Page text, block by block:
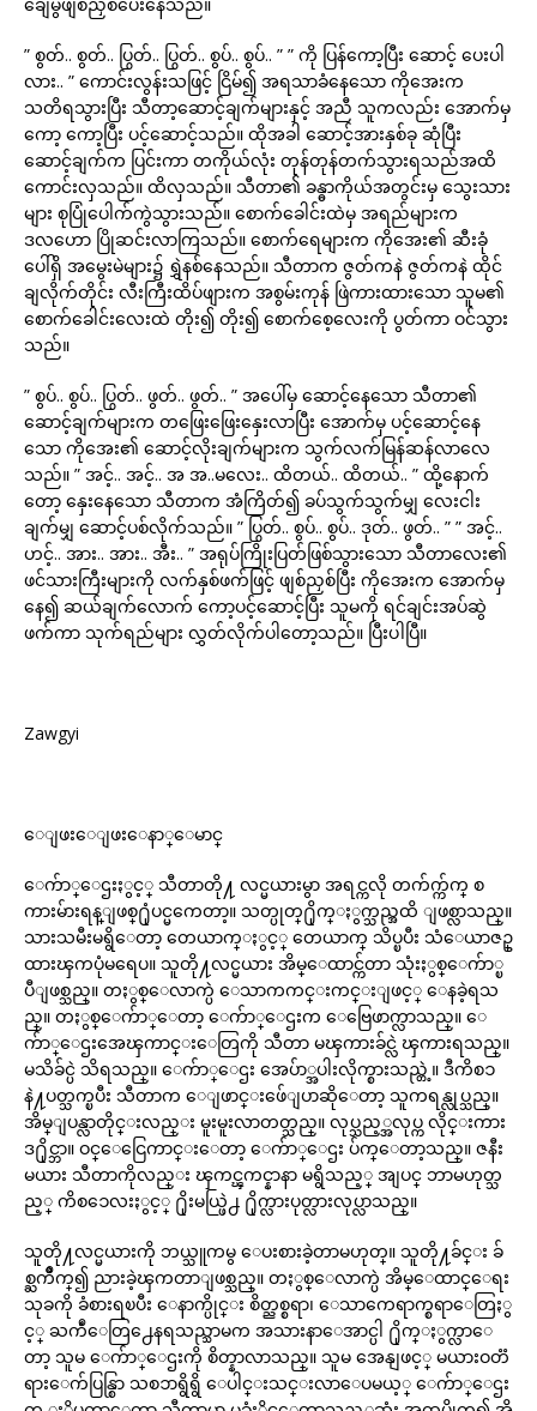
” စွတ်.. စွတ်.. ပြွတ်.. ပြွတ်.. စွပ်.. စွပ်.. ” ” ကို ပြန်ကော့ပြီး ဆောင့် ပေးပါ
လား.. ” ကောင်းလွန်းသဖြင့် ငြိမ်၍ အရသာခံနေသော ကိုအေးက
သတိရသွားပြီး သီတာ့ဆောင့်ချက်များနှင့် အညီ သူကလည်း အောက်မှ
ကော့ ကော့ပြီး ပင့်ဆောင့်သည်။ ထိုအခါ ဆောင့်အားနှစ်ခု ဆုံပြီး
ဆောင့်ချက်က ပြင်းကာ တကိုယ်လုံး တုန်တုန်တက်သွားရသည်အထိ
ကောင်းလှသည်။ ထိလှသည်။ သီတာ၏ ခန္ဓာကိုယ်အတွင်းမှ သွေးသား
များ စုပြုံပေါက်ကွဲသွားသည်။ စောက်ခေါင်းထဲမှ အရည်များက
ဒလဟော ပြိုဆင်းလာကြသည်။ စောက်ရေများက ကိုအေး၏ ဆီးခုံ
ပေါ်ရှိ အမွေးမဲများ၌ ရွှဲနစ်နေသည်။ သီတာက ဇွတ်ကနဲ ဇွတ်ကနဲ ထိုင်
ချလိုက်တိုင်း လီးကြီးထိပ်ဖျားက အစွမ်းကုန် ဖြဲကားထားသော သူမ၏
စောက်ခေါင်းလေးထဲ တိုး၍ တိုး၍ စောက်စေ့လေးကို ပွတ်ကာ ဝင်သွား
သည်။
” စွပ်.. စွပ်.. ပြွတ်.. ဖွတ်.. ဖွတ်.. ” အပေါ်မှ ဆောင့်နေသော သီတာ၏
ဆောင့်ချက်များက တဖြေးဖြေးနှေးလာပြီး အောက်မှ ပင့်ဆောင့်နေ
သော ကိုအေး၏ ဆောင့်လိုးချက်များက သွက်လက်မြန်ဆန်လာလေ
သည်။ ” အင့်.. အင့်.. အ အ..မလေး.. ထိတယ်.. ထိတယ်.. ” ထို့နောက်
တော့ နှေးနေသော သီတာက အံကြိတ်၍ ခပ်သွက်သွက်မျှ လေးငါး
ချက်မျှ ဆောင့်ပစ်လိုက်သည်။ ” ပြွတ်.. စွပ်.. စွပ်.. ဒုတ်.. ဖွတ်.. ” ” အင့်..
ဟင့်.. အား.. အား.. အီး.. ” အရုပ်ကြိုးပြတ်ဖြစ်သွားသော သီတာလေး၏
ဖင်သားကြီးများကို လက်နှစ်ဖက်ဖြင့် ဖျစ်ညှစ်ပြီး ကိုအေးက အောက်မှ
နေ၍ ဆယ်ချက်လောက် ကော့ပင့်ဆောင့်ပြီး သူမကို ရင်ချင်းအပ်ဆွဲ
ဖက်ကာ သုက်ရည်များ လွှတ်လိုက်ပါတော့သည်။ ပြီးပါပြီ။
Zawgyi
ေျဖးေျဖးေနာ္ေမာင္
ေက်ာ္ေဌးႏွင့္ သီတာတို႔ လင္မယားမွာ အရင္ကလို တက်က္က်က္ စ
ကားမ်ားရန္ျဖစ္႐ုံပင္မကေတာ့။ သတ္ပုတ္႐ိုက္ႏွက္သည္အထိ ျဖစ္လာသည္။
သားသမီးမရွိေတာ့ တေယာက္ႏွင့္ တေယာက္ သိပ္ၿပီး သံေယာဇဥ္
ထားၾကပုံမရေပ။ သူတို႔လင္မယား အိမ္ေထာင္က်တာ သုံးႏွစ္ေက်ာ္ၿ
ပီျဖစ္သည္။ တႏွစ္ေလာက္ပဲ ေသာကကင္းကင္းျဖင့္ ေနခဲ့ရသ
ည္။ တႏွစ္ေက်ာ္ေတာ့ ေက်ာ္ေဌးက ေဗြေဖာက္လာသည္။ ေ
က်ာ္ေဌးအေၾကာင္းေတြကို သီတာ မၾကားခ်င္လဲ ၾကားရသည္။
မသိခ်င္ပဲ သိရသည္။ ေက်ာ္ေဌး အေပ်ာ္အပါးလိုက္စားသည္တဲ့။ ဒီကိစၥ
နဲ႔ပတ္သက္ၿပီး သီတာက ေျဖာင္းဖ်ေျပာဆိုေတာ့ သူကရန္လုပ္သည္။
အိမ္ျပန္လာတိုင္းလည္း မူးမူးလာတတ္သည္။ လုပ္သည့္အလုပ္က လိုင္းကား
ဒ႐ိုင္ဘာ။ ဝင္ေငြေကာင္းေတာ့ ေက်ာ္ေဌး ပ်က္ေတာ့သည္။ ဇနီး
မယား သီတာကိုလည္း ၾကင္ၾကင္နာနာ မရွိသည့္ အျပင္ ဘာမဟုတ္သ
ည့္ ကိစၥေလးႏွင့္ ႐ိုးမယ္ဖြဲ႕ ႐ိုက္လားပုတ္လားလုပ္လာသည္။
သူတို႔လင္မယားကို ဘယ္သူကမွ ေပးစားခဲ့တာမဟုတ္။ သူတို႔ခ်င္း ခ်
စ္ႀကိဳက္၍ ညားခဲ့ၾကတာျဖစ္သည္။ တႏွစ္ေလာက္ပဲ အိမ္ေထာင္ေရး
သုခကို ခံစားရၿပီး ေနာက္ပိုင္း စိတ္ညစ္စရာ၊ ေသာကေရာက္စရာေတြႏွ
င့္ ႀကဳံေတြ႕ေနရသည္သာမက အသားနာေအာင္ပါ ႐ိုက္ႏွက္လာေ
တာ့ သူမ ေက်ာ္ေဌးကို စိတ္နာလာသည္။ သူမ အေနျဖင့္ မယားဝတၱ
ရားေက်ပြန္စြာ သစၥာရွိရွိ ေပါင္းသင္းလာေပမယ့္ ေက်ာ္ေဌး